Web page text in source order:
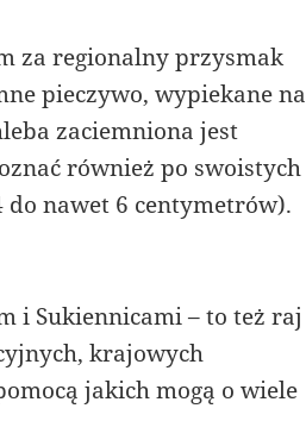
za regionalny przysmak
pieczywo, wypiekane na
zaciemniona jest
również po swoistych
do nawet 6 centymetrów).
i Sukiennicami – to też raj
krajowych
jakich mogą o wiele